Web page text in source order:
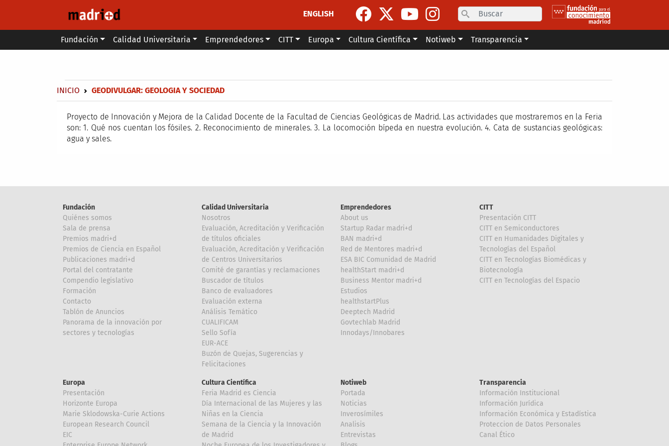
ENGLISH
Search
Main menu
Fundación Calidad Universitaria Emprendedores CITT Europa Cultura Científica Notiweb Transparencia
Sobrescribir enlaces de ayuda a la navegación
INICIO GEODIVULGAR: GEOLOGIA Y SOCIEDAD
Proyecto de Innovación y Mejora de la Calidad Docente de la Facultad de Ciencias Geológicas de Madrid. Las actividades que mostraremos en la Feria
son: 1. Qué nos cuentan los fósiles. 2. Reconocimiento de minerales. 3. La locomoción bípeda en nuestra evolución. 4. Cata de sustancias geológicas:
agua y sales.
Fundación
Quiénes somos
Sala de prensa
Premios madri+d
Premios de Ciencia en Español
Publicaciones madri+d
Portal del contratante
Compendio legislativo
Formación
Contacto
Tablón de Anuncios
Panorama de la innovación por
sectores y tecnologías
Calidad Universitaria
Nosotros
Evaluación, Acreditación y Verificación
de títulos oficiales
Evaluación, Acreditación y Verificación
de Centros Universitarios
Comité de garantías y reclamaciones
Buscador de títulos
Banco de evaluadores
Evaluación externa
Análisis Temático
CUALIFICAM
Sello Sofía
EUR-ACE
Buzón de Quejas, Sugerencias y
Felicitaciones
Emprendedores
About us
Startup Radar madri+d
BAN madri+d
Red de Mentores madri+d
ESA BIC Comunidad de Madrid
healthStart madri+d
Business Mentor madri+d
Estudios
healthstartPlus
Deeptech Madrid
Govtechlab Madrid
Innodays/Innobares
CITT
Presentación CITT
CITT en Semiconductores
CITT en Humanidades Digitales y
Tecnologías del Español
CITT en Tecnologías Biomédicas y
Biotecnología
CITT en Tecnologías del Espacio
Europa
Presentación
Horizonte Europa
Marie Sklodowska-Curie Actions
European Research Council
EIC
Cultura Científica
Feria Madrid es Ciencia
Día Internacional de las Mujeres y las
Niñas en la Ciencia
Semana de la Ciencia y la Innovación
de Madrid
Notiweb
Portada
Noticias
Inverosímiles
Analisis
Entrevistas
Transparencia
Información Institucional
Información Jurídica
Información Económica y Estadística
Proteccion de Datos Personales
Canal Ético